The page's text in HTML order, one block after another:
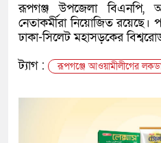
রূপগঞ্জ উপজেলা বিএনপি,
নেতাকর্মীরা নিয়োজিত রয়েছে।
ঢাকা-সিলেট মহাসড়কের
ট্যাগ :
রূপগঞ্জে আওয়ামীলীগের